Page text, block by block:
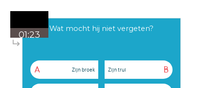
01:23
Wat mocht hij niet vergeten?
A Zijn broek B
Zijn trui